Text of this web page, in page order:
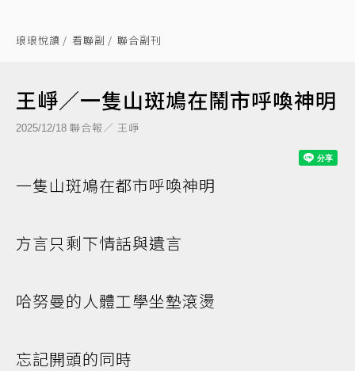
琅琅悅讀 看聯副 聯合副刊
王崢／一隻山斑鳩在鬧市呼喚神明
2025/12/18 聯合報／ 王崢
一隻山斑鳩在都市呼喚神明
方言只剩下情話與遺言
哈努曼的人體工學坐墊滾燙
忘記開頭的同時